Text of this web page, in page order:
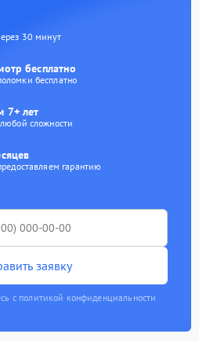
30 минут
бесплатно
бесплатно
7+ лет
сложности
гарантию
заявку
с политикой конфиденциальности